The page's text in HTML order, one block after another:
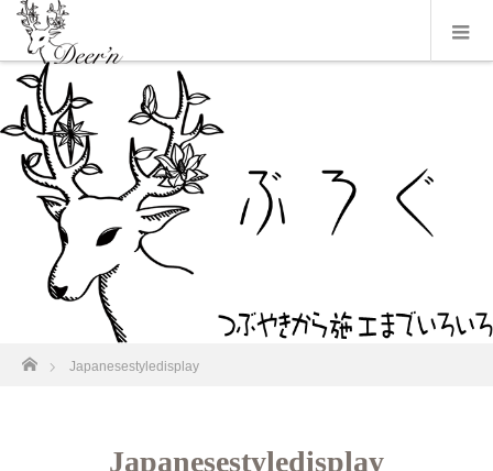
ホーム
Japanesestyledisplay
Japanesestyledisplay